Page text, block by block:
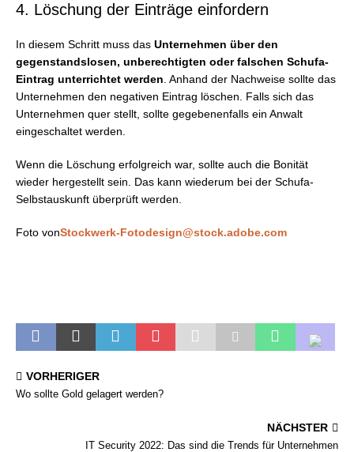
4. Löschung der Einträge einfordern
In diesem Schritt muss das Unternehmen über den
gegenstandslosen, unberechtigten oder falschen Schufa-
Eintrag unterrichtet werden . Anhand der Nachweise sollte das
Unternehmen den negativen Eintrag löschen. Falls sich das
Unternehmen quer stellt, sollte gegebenenfalls ein Anwalt
eingeschaltet werden.
Wenn die Löschung erfolgreich war, sollte auch die Bonität
wieder hergestellt sein. Das kann wiederum bei der Schufa-
Selbstauskunft überprüft werden.
Foto vonStockwerk-Fotodesign@stock.adobe.com
VORHERIGER
Wo sollte Gold gelagert werden?
NÄCHSTER
IT Security 2022: Das sind die Trends für Unternehmen